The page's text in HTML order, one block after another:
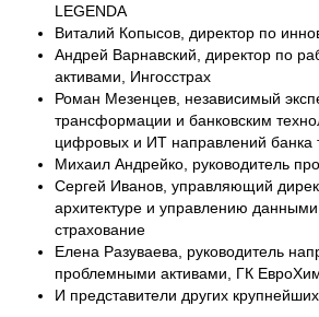
LEGENDA
Виталий Копысов, директор по
Андрей Варнавский, директор по
активами, Ингосстрах
Роман Мезенцев, независимый
трансформации и банковским
цифровых и ИТ направлений банка
Михаил Андрейко, руководитель
Сергей Иванов, управляющий
архитектуре и управлению
страхование
Елена Разуваева, руководитель
проблемными активами, ГК
И представители других